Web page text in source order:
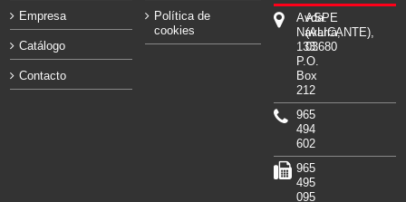
Empresa
Catálogo
Contacto
Política de
cookies
Avda.
Navarra,
133.
P.O.
Box
212
ASPE
(ALICANTE),
03680
965
494
602
965
495
095